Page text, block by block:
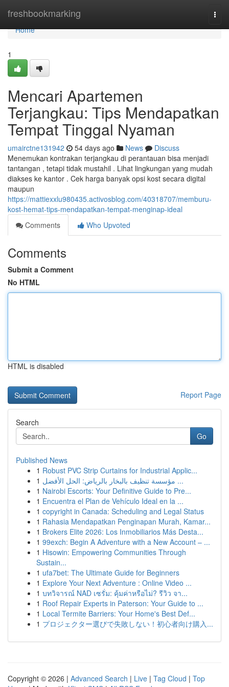
freshbookmarking
Home
Home
1
Mencari Apartemen
Terjangkau: Tips Mendapatkan
Tempat Tinggal Nyaman
umairctne131942 54 days ago News
Discuss
Menemukan kontrakan terjangkau di perantauan bisa menjadi
tantangan , tetapi tidak mustahil . Lihat lingkungan yang mudah
diakses ke kantor . Cek harga banyak opsi kost secara digital
maupun
https://mattiexxlu980435.activosblog.com/40318707/memburu-
kost-hemat-tips-mendapatkan-tempat-menginap-ideal
Comments
Who Upvoted
Comments
Submit a Comment
No HTML
HTML is disabled
Report Page
Search
Go
Published News
1 Robust PVC Strip Curtains for Industrial Applic...
1
مؤسسة تنظيف بالبخار بالرياض: الحل الأفضل ...
1 Nairobi Escorts: Your Definitive Guide to Pre...
1 Encuentra el Plan de Vehículo Ideal en la ...
1 copyright in Canada: Scheduling and Legal Status
1 Rahasia Mendapatkan Penginapan Murah, Kamar...
1 Brokers Elite 2026: Los Inmobiliarios Más Desta...
1 99exch: Begin A Adventure with a New Account – ...
1 Hisowin: Empowering Communities Through
Sustain...
1 ufa7bet: The Ultimate Guide for Beginners
1 Explore Your Next Adventure : Online Video ...
1 บทวิจารณ์ NAD เซรั่ม: คุ้มค่าหรือไม่? รีวิว จา...
1 Roof Repair Experts in Paterson: Your Guide to ...
1 Local Termite Barriers: Your Home's Best Def...
1 プロジェクター選びで失敗しない！初心者向け購入...
Copyright © 2026 | Advanced Search | Live | Tag Cloud | Top